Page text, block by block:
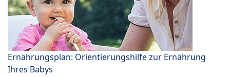
Ernährungsplan: Orientierungshilfe zur Ernährung
Ihres Babys